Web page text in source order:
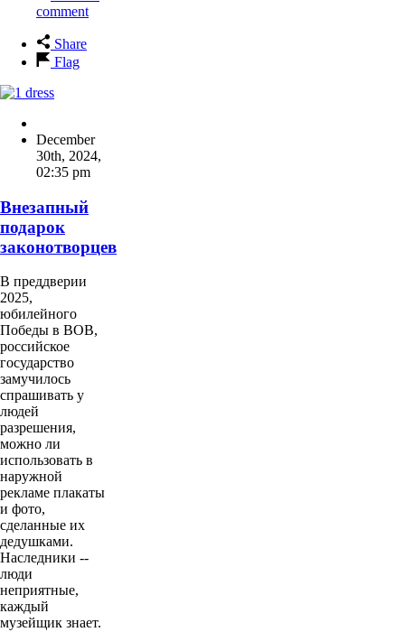
comment
Share
Flag
December
30th, 2024,
02:35 pm
Внезапный
подарок
законотворцев
В преддверии
2025,
юбилейного
Победы в ВОВ,
российское
государство
замучилось
спрашивать у
людей
разрешения,
можно ли
использовать в
наружной
рекламе плакаты
и фото,
сделанные их
дедушками.
Наследники --
люди
неприятные,
каждый
музейщик знает.